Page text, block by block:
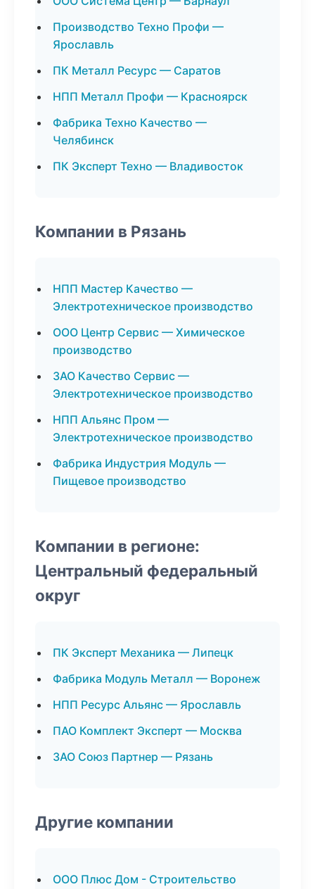
Производство Техно Профи —
Ярославль
ПК Металл Ресурс — Саратов
НПП Металл Профи — Красноярск
Фабрика Техно Качество —
Челябинск
ПК Эксперт Техно — Владивосток
Компании в Рязань
НПП Мастер Качество —
Электротехническое производство
ООО Центр Сервис — Химическое
производство
ЗАО Качество Сервис —
Электротехническое производство
НПП Альянс Пром —
Электротехническое производство
Фабрика Индустрия Модуль —
Пищевое производство
Компании в регионе:
Центральный федеральный
округ
ПК Эксперт Механика — Липецк
Фабрика Модуль Металл — Воронеж
НПП Ресурс Альянс — Ярославль
ПАО Комплект Эксперт — Москва
ЗАО Союз Партнер — Рязань
Другие компании
ООО Плюс Дом - Строительство